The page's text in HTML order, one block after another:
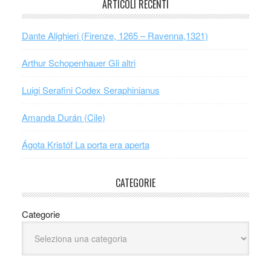
ARTICOLI RECENTI
Dante Alighieri (Firenze, 1265 – Ravenna,1321)
Arthur Schopenhauer Gli altri
Luigi Serafini Codex Seraphinianus
Amanda Durán (Cile)
Ágota Kristóf La porta era aperta
CATEGORIE
Categorie